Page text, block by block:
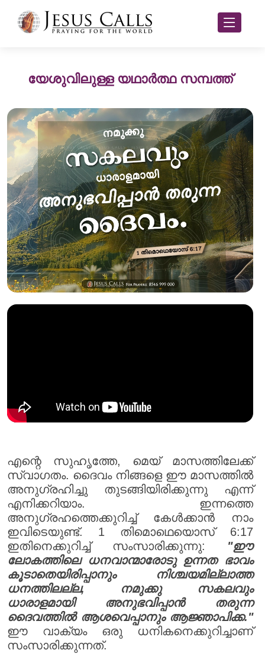
യേശുവിലുള്ള യഥാർത്ഥ സമ്പത്ത്
എന്റെ സുഹൃത്തേ, മെയ് മാസത്തിലേക്ക്
സ്വാഗതം. ദൈവം നിങ്ങളെ ഈ മാസത്തിൽ
അനുഗ്രഹിച്ചു തുടങ്ങിയിരിക്കുന്നു എന്ന്
എനിക്കറിയാം. ഇന്നത്തെ
അനുഗ്രഹത്തെക്കുറിച്ച് കേൾക്കാൻ നാം
ഇവിടെയുണ്ട്. 1 തിമൊഥെയൊസ് 6:17
ഇതിനെക്കുറിച്ച് സംസാരിക്കുന്നു: "ഈ
ലോകത്തിലെ ധനവാന്മാരോടു ഉന്നത ഭാവം
കൂടാതെയിരിപ്പാനും നിശ്ചയമില്ലാത്ത
ധനത്തിലല്ല, നമുക്കു സകലവും
ധാരാളമായി അനുഭവിപ്പാൻ തരുന്ന
ദൈവത്തിൽ ആശവെപ്പാനും ആജ്ഞാപിക്ക."
ഈ വാക്യം ഒരു ധനികനെക്കുറിച്ചാണ്
സംസാരിക്കുന്നത്.